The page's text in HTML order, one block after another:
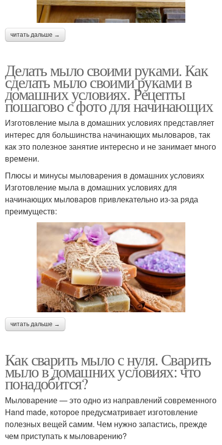
читать дальше →
Делать мыло своими руками. Как
сделать мыло своими руками в
домашних условиях. Рецепты
пошагово с фото для начинающих
Изготовление мыла в домашних условиях представляет
интерес для большинства начинающих мыловаров, так
как это полезное занятие интересно и не занимает много
времени.
Плюсы и минусы мыловарения в домашних условиях
Изготовление мыла в домашних условиях для
начинающих мыловаров привлекательно из-за ряда
преимуществ:
читать дальше →
Как сварить мыло с нуля. Сварить
мыло в домашних условиях: что
понадобится?
Мыловарение — это одно из направлений современного
Hand made, которое предусматривает изготовление
полезных вещей самим. Чем нужно запастись, прежде
чем приступать к мыловарению?